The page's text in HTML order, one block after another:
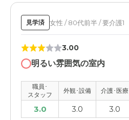
見学済 女性 / 80代前半 / 要介護1
3.00
明るい雰囲気の室内
職員･
スタッフ
外観･設備 介護･医療
3.0 3.0 3.0